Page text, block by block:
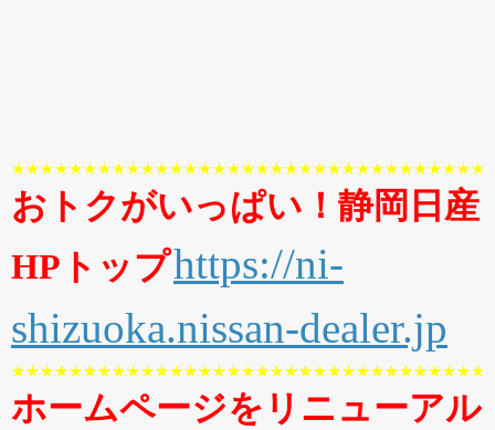
おトクがいっぱい！静岡日産
HPトップhttps://ni-
shizuoka.nissan-dealer.jp
ホームページをリニューアル